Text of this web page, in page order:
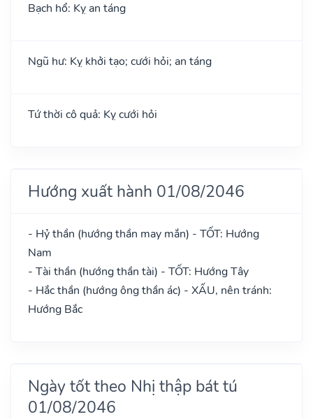
Bạch hổ: Kỵ an táng
Ngũ hư: Kỵ khởi tạo; cưới hỏi; an táng
Tứ thời cô quả: Kỵ cưới hỏi
Hướng xuất hành 01/08/2046
- Hỷ thần (hướng thần may mắn) - TỐT: Hướng
Nam
- Tài thần (hướng thần tài) - TỐT: Hướng Tây
- Hắc thần (hướng ông thần ác) - XẤU, nên tránh:
Hướng Bắc
Ngày tốt theo Nhị thập bát tú
01/08/2046